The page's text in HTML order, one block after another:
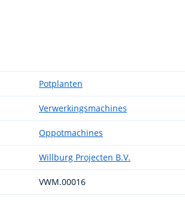
Potplanten
Verwerkingsmachines
Oppotmachines
Willburg Projecten B.V.
VWM.00016